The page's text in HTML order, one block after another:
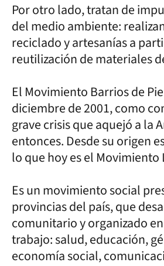
Por otro lado, tratan de
del medio ambiente:
reciclado y artesanías a
reutilización de materiales
El Movimiento Barrios de
diciembre de 2001, como
grave crisis que aquejó a la
entonces. Desde su origen
lo que hoy es el Movimiento
Es un movimiento social
provincias del país, que
comunitario y organizado
trabajo: salud, educación,
economía social,